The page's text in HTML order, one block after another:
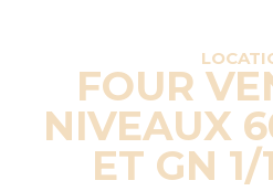
FOUR
NIVEAUX
ET GN